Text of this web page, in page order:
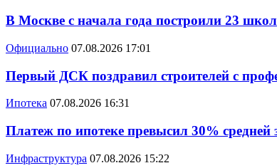
В Москве с начала года построили 23
Официально 07.08.2026 17:01
Первый ДСК поздравил строителей с
Ипотека 07.08.2026 16:31
Платеж по ипотеке превысил 30% средней
Инфраструктура 07.08.2026 15:22